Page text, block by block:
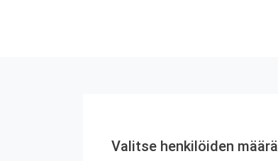
Valitse henkilöiden määrä